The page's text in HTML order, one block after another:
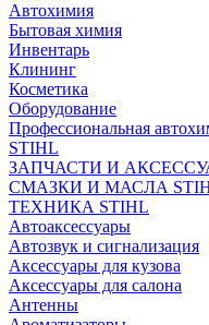
Автохимия
Бытовая химия
Инвентарь
Клининг
Косметика
Оборудование
Профессиональная
STIHL
ЗАПЧАСТИ И
СМАЗКИ И МАСЛА
ТЕХНИКА STIHL
Автоаксессуары
Автозвук и сигнализация
Аксессуары для кузова
Аксессуары для салона
Антенны